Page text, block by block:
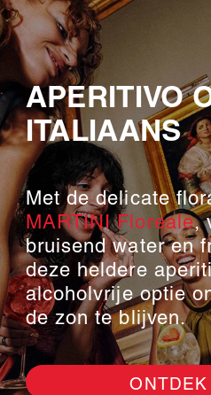
APERITIVO
ITALIAANS
Met de delicate
MARTINI Floreale,
bruisend water en
deze heldere
alcoholvrije optie
de zon te blijven.